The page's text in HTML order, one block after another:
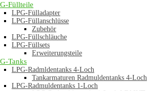
Füllteile
LPG-Fülladapter
LPG-Füllanschlüsse
Zubehör
LPG-Füllschläuche
LPG-Füllsets
Erweiterungsteile
Tanks
LPG-Radmldentanks 4-Loch
Tankarmaturen Radmuldentanks 4-Loch
LPG-Radmuldentanks 1-Loch